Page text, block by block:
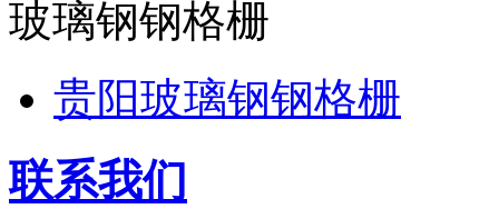
玻璃钢钢格栅
贵阳玻璃钢钢格栅
联系我们